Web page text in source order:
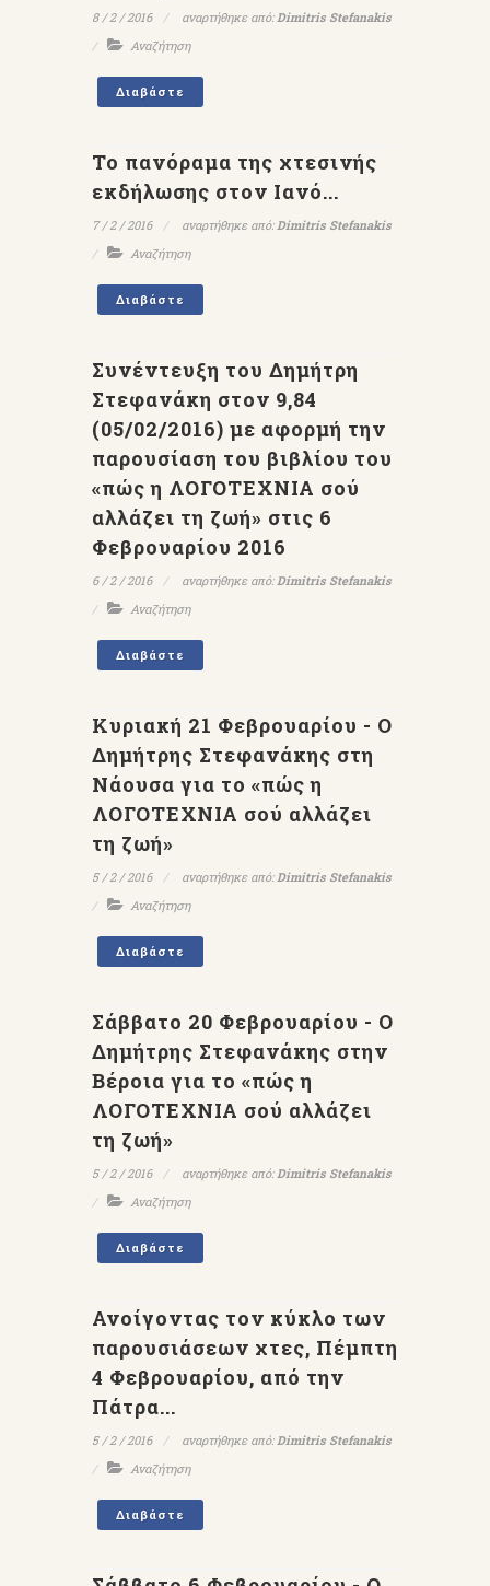
8 / 2 / 2016 αναρτήθηκε από:Dimitris Stefanakis
Αναζήτηση
Διαβάστε
Το πανόραμα της χτεσινής
εκδήλωσης στον Ιανό...
7 / 2 / 2016 αναρτήθηκε από:Dimitris Stefanakis
Αναζήτηση
Διαβάστε
Συνέντευξη του Δημήτρη
Στεφανάκη στον 9,84
(05/02/2016) με αφορμή την
παρουσίαση του βιβλίου του
«πώς η ΛΟΓΟΤΕΧΝΙΑ σού
αλλάζει τη ζωή» στις 6
Φεβρουαρίου 2016
6 / 2 / 2016 αναρτήθηκε από:Dimitris Stefanakis
Αναζήτηση
Διαβάστε
Κυριακή 21 Φεβρουαρίου - Ο
Δημήτρης Στεφανάκης στη
Νάουσα για το «πώς η
ΛΟΓΟΤΕΧΝΙΑ σού αλλάζει
τη ζωή»
5 / 2 / 2016 αναρτήθηκε από:Dimitris Stefanakis
Αναζήτηση
Διαβάστε
Σάββατο 20 Φεβρουαρίου - Ο
Δημήτρης Στεφανάκης στην
Βέροια για το «πώς η
ΛΟΓΟΤΕΧΝΙΑ σού αλλάζει
τη ζωή»
5 / 2 / 2016 αναρτήθηκε από:Dimitris Stefanakis
Αναζήτηση
Διαβάστε
Ανοίγοντας τον κύκλο των
παρουσιάσεων χτες, Πέμπτη
4 Φεβρουαρίου, από την
Πάτρα...
5 / 2 / 2016 αναρτήθηκε από:Dimitris Stefanakis
Αναζήτηση
Διαβάστε